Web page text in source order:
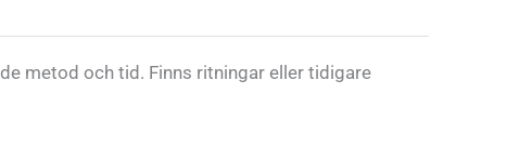
metod och tid. Finns ritningar eller tidigare